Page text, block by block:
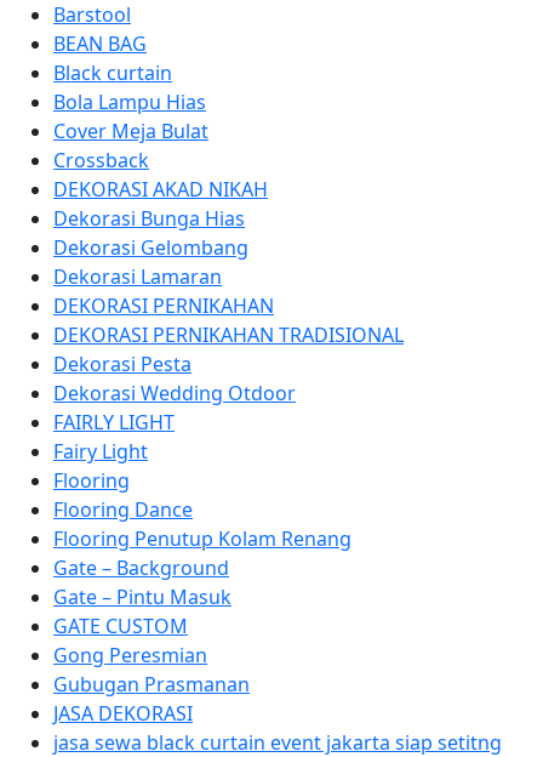
Barstool
BEAN BAG
Black curtain
Bola Lampu Hias
Cover Meja Bulat
Crossback
DEKORASI AKAD NIKAH
Dekorasi Bunga Hias
Dekorasi Gelombang
Dekorasi Lamaran
DEKORASI PERNIKAHAN
DEKORASI PERNIKAHAN TRADISIONAL
Dekorasi Pesta
Dekorasi Wedding Otdoor
FAIRLY LIGHT
Fairy Light
Flooring
Flooring Dance
Flooring Penutup Kolam Renang
Gate – Background
Gate – Pintu Masuk
GATE CUSTOM
Gong Peresmian
Gubugan Prasmanan
JASA DEKORASI
jasa sewa black curtain event jakarta siap setitng